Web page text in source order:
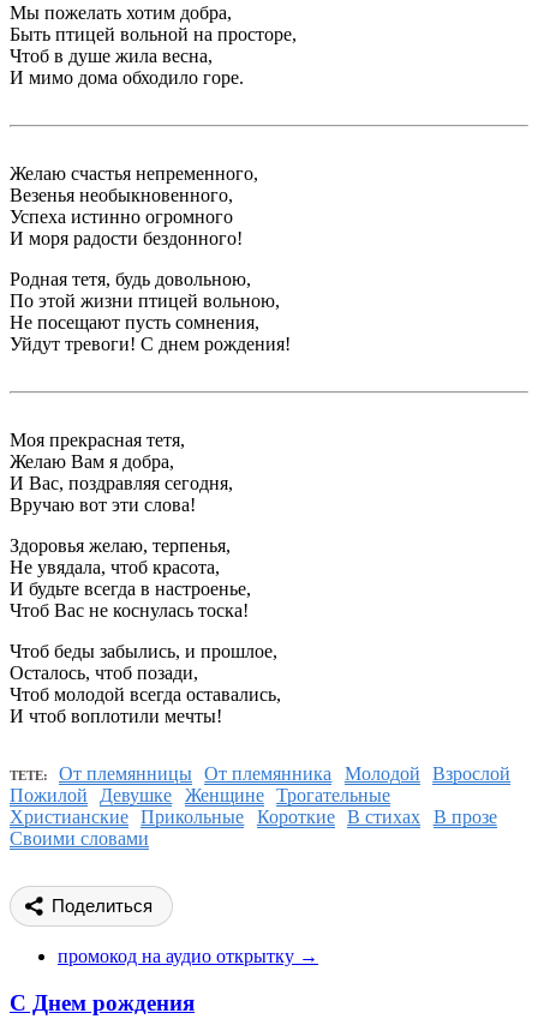
Мы пожелать хотим добра,
Быть птицей вольной на просторе,
Чтоб в душе жила весна,
И мимо дома обходило горе.
Желаю счастья непременного,
Везенья необыкновенного,
Успеха истинно огромного
И моря радости бездонного!
Родная тетя, будь довольною,
По этой жизни птицей вольною,
Не посещают пусть сомнения,
Уйдут тревоги! С днем рождения!
Моя прекрасная тетя,
Желаю Вам я добра,
И Вас, поздравляя сегодня,
Вручаю вот эти слова!
Здоровья желаю, терпенья,
Не увядала, чтоб красота,
И будьте всегда в настроенье,
Чтоб Вас не коснулась тоска!
Чтоб беды забылись, и прошлое,
Осталось, чтоб позади,
Чтоб молодой всегда оставались,
И чтоб воплотили мечты!
ТЕТЕ: От племянницы От племянника Молодой
Взрослой
Пожилой
Девушке Женщине
Трогательные
Христианские
Прикольные Короткие В стихах
В прозе
Своими словами
Поделиться
промокод на аудио открытку →
С Днем рождения